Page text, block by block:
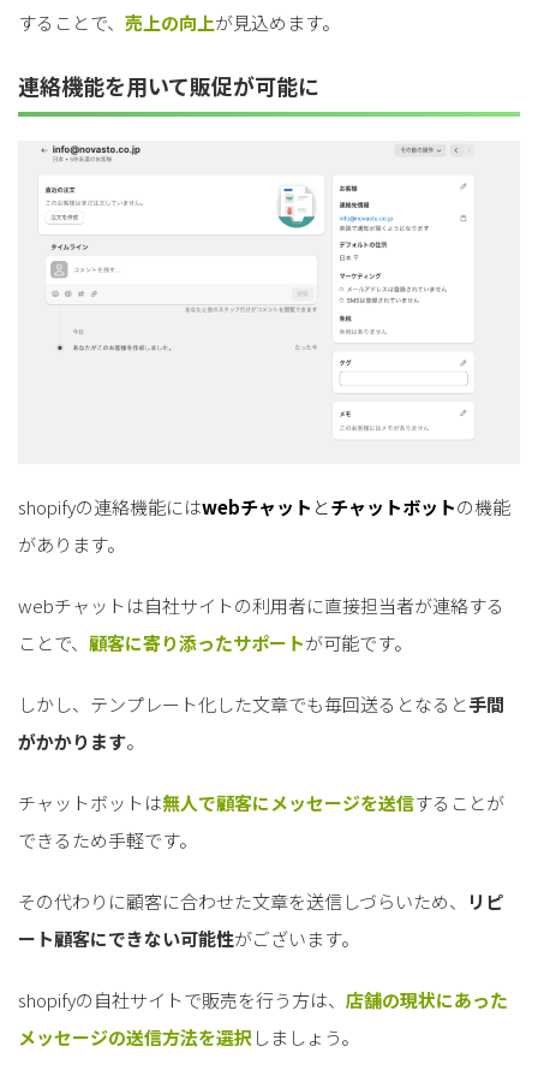
することで、 売上の向上が見込めます。
連絡機能を用いて販促が可能に
shopifyの連絡機能にはwebチャット とチャットボットの機能
があります。
webチャットは自社サイトの利用者に直接担当者が連絡する
ことで、 顧客に寄り添ったサポートが可能です。
しかし、テンプレート化した文章でも毎回送るとなると手間
がかかります。
チャットボットは無人で顧客にメッセージを送信することが
できるため手軽です。
その代わりに顧客に合わせた文章を送信しづらいため、
リピ
ート顧客にできない可能性がございます。
shopifyの自社サイトで販売を行う方は、 店舗の現状にあった
メッセージの送信方法を選択 しましょう。